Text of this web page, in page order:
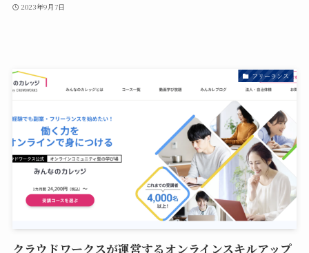
2023年9月7日
フリーランス
クラウドワークスが運営するオンラインスキルアップ